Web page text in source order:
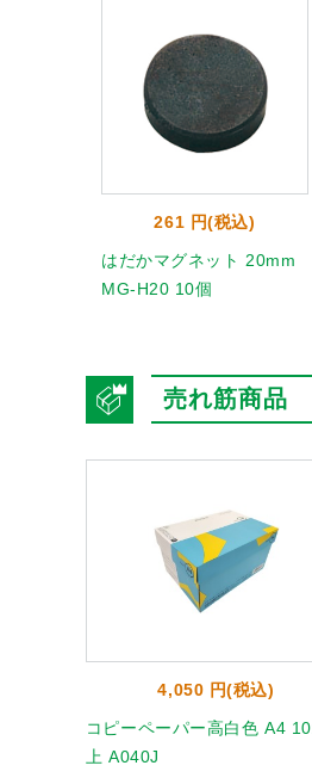
261 円(税込)
はだかマグネット 20mm
MG-H20 10個
売れ筋商品
4,050 円(税込)
コピーペーパー高白色 A4
上 A040J